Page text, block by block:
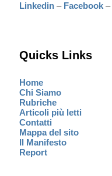
Linkedin – Facebook –
Quicks Links
Home
Chi Siamo
Rubriche
Articoli più letti
Contatti
Mappa del sito
Il Manifesto
Report